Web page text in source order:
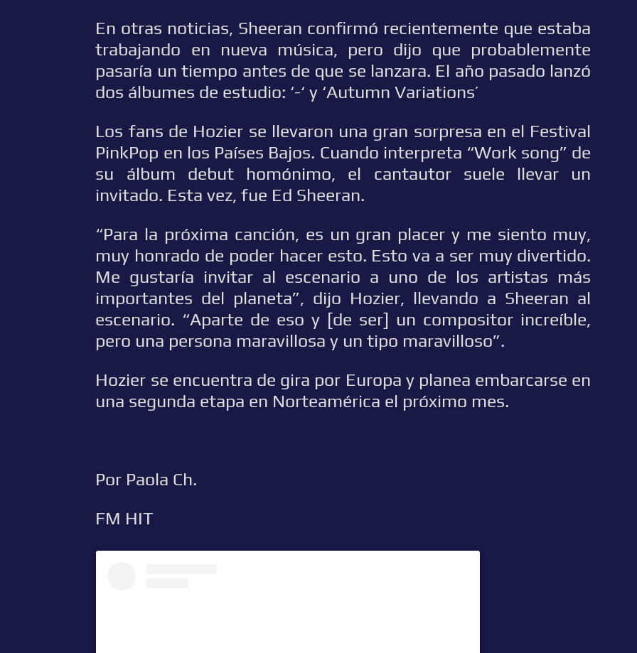
En otras noticias, Sheeran confirmó recientemente que estaba
trabajando en nueva música, pero dijo que probablemente
pasaría un tiempo antes de que se lanzara. El año pasado lanzó
dos álbumes de estudio: ‘-‘ y ‘Autumn Variations’
Los fans de Hozier se llevaron una gran sorpresa en el Festival
PinkPop en los Países Bajos. Cuando interpreta “Work song” de
su álbum debut homónimo, el cantautor suele llevar un
invitado. Esta vez, fue Ed Sheeran.
“Para la próxima canción, es un gran placer y me siento muy,
muy honrado de poder hacer esto. Esto va a ser muy divertido.
Me gustaría invitar al escenario a uno de los artistas más
importantes del planeta”, dijo Hozier, llevando a Sheeran al
escenario. “Aparte de eso y [de ser] un compositor increíble,
pero una persona maravillosa y un tipo maravilloso”.
Hozier se encuentra de gira por Europa y planea embarcarse en
una segunda etapa en Norteamérica el próximo mes.
Por Paola Ch.
FM HIT